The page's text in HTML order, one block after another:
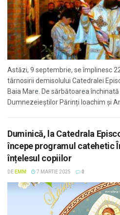
Astăzi, 9 septembrie, se împlinesc
târnosirii demisolului Catedralei
Baia Mare. De sărbătoarea
Dumnezeieștilor Părinți Ioachim și
Duminică, la Catedrala
începe programul catehetic
înțelesul copiilor
DE EMM 7 MARTIE 2025 0